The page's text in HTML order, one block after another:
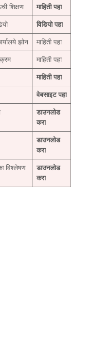
शिक्षण
माहिती पहा
विडियो पहा
झोन
माहिती पहा
माहिती पहा
माहिती पहा
वेबसाइट पहा
डाउनलोड
करा
डाउनलोड
करा
विश्लेषण
डाउनलोड
करा